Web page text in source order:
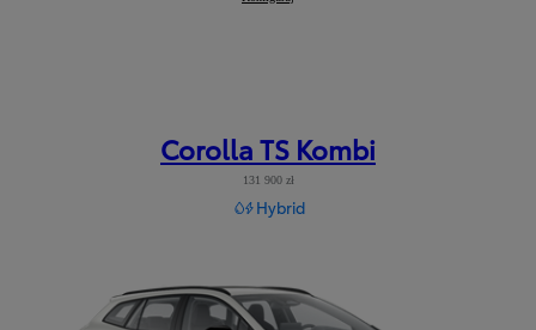
Corolla TS Kombi
131 900 zł
Hybrid